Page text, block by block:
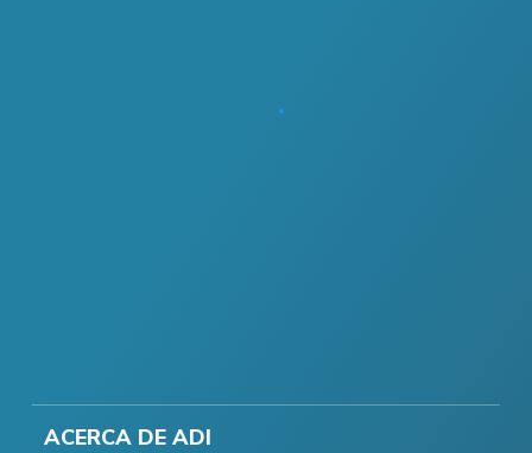
ACERCA DE ADI